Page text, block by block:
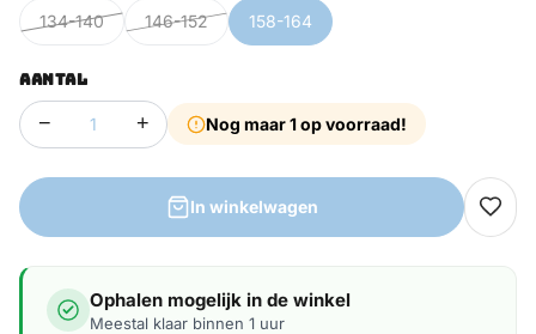
134-140 146-152 158-164
AANTAL
− + Nog maar 1 op voorraad!
In winkelwagen
Ophalen mogelijk in de winkel
Meestal klaar binnen 1 uur